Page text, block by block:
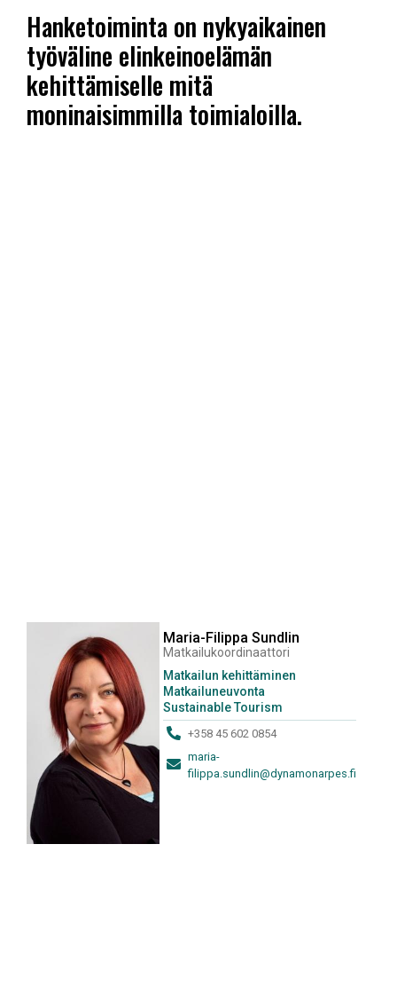
Hanketoiminta on nykyaikainen
työväline elinkeinoelämän
kehittämiselle mitä
moninaisimmilla toimialoilla.
Maria-Filippa Sundlin
Matkailukoordinaattori
Matkailun kehittäminen
Matkailuneuvonta
Sustainable Tourism
+358 45 602 0854
maria-
filippa.sundlin@dynamonarpes.fi